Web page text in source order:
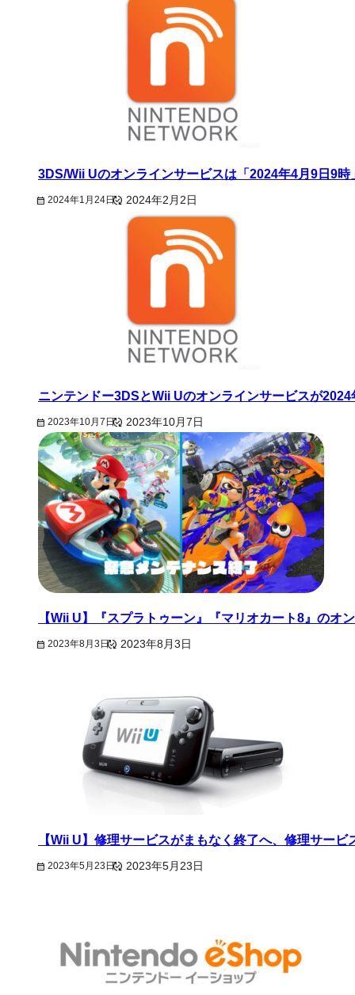
3DS/Wii Uのオンラインサービスは「2024年4月9日9
2024年1月24日 2024年2月2日
ニンテンドー3DSとWii Uのオンラインサービスが2024
2023年10月7日 2023年10月7日
【Wii U】『スプラトゥーン』『マリオカート8』のオ
2023年8月3日 2023年8月3日
【Wii U】修理サービスがまもなく終了へ、修理サー
2023年5月23日 2023年5月23日